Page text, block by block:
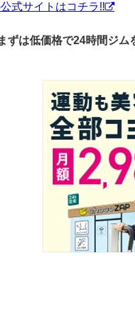
式サイトはコチラ!!
ずは低価格で24時間ジム